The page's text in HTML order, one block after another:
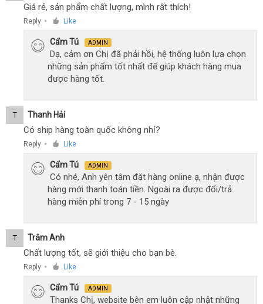
Giá rẻ, sản phẩm chất lượng, mình rất thích!
Reply ● Like
Cẩm Tú ADMIN
Dạ, cảm ơn Chị đã phải hồi, hệ thống luôn lựa chọn
những sản phẩm tốt nhất để giúp khách hàng mua
được hàng tốt.
T Thanh Hải
Có ship hàng toàn quốc không nhỉ?
Reply ● Like
Cẩm Tú ADMIN
Có nhé, Anh yên tâm đặt hàng online ạ, nhận được
hàng mới thanh toán tiền. Ngoài ra được đổi/trả
hàng miễn phí trong 7 - 15 ngày
T Trâm Anh
Chất lượng tốt, sẽ giới thiệu cho bạn bè.
Reply ● Like
Cẩm Tú ADMIN
Thanks Chị, website bên em luôn cập nhật những